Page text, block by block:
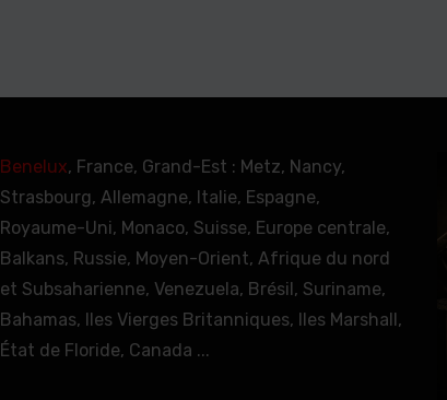
Benelux, France, Grand-Est : Metz, Nancy,
Strasbourg, Allemagne, Italie, Espagne,
Royaume-Uni, Monaco, Suisse, Europe centrale,
Balkans, Russie, Moyen-Orient, Afrique du nord
et Subsaharienne, Venezuela, Brésil, Suriname,
Bahamas, Iles Vierges Britanniques, Iles Marshall,
État de Floride, Canada ...